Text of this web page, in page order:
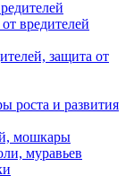
вредителей
защита от
роста и развития
мошкары
муравьев